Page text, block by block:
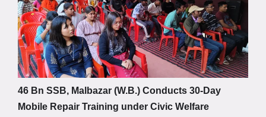
46 Bn SSB, Malbazar (W.B.) Conducts 30-Day
Mobile Repair Training under Civic Welfare